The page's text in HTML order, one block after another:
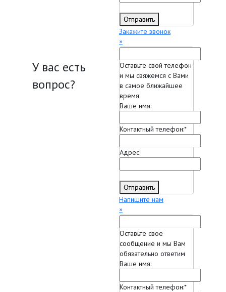
У вас есть
вопрос?
Отправить
Закажите звонок
×
Оставьте свой телефон
и мы свяжемся с Вами
в самое ближайшее
время
Ваше имя:
Контактный телефон:*
Адрес:
Отправить
Напишите нам
×
Оставьте свое
сообщение и мы Вам
обязательно ответим
Ваше имя:
Контактный телефон:*